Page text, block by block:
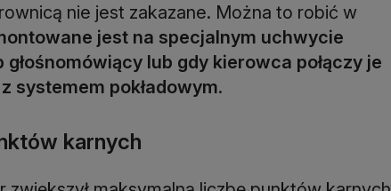
nie jest zakazane. Można to robić w
jest na specjalnym uchwycie
lub gdy kierowca połączy je
systemem pokładowym.
karnych